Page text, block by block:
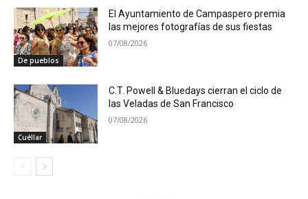
De pueblos
El Ayuntamiento de Campaspero premia
las mejores fotografías de sus fiestas
07/08/2026
Cuéllar
C.T. Powell & Bluedays cierran el ciclo de
las Veladas de San Francisco
07/08/2026